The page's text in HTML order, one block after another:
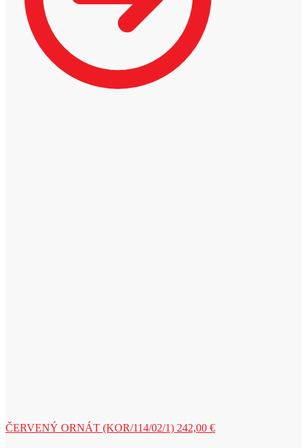
ČERVENÝ ORNÁT (KOR/114/02/1) 242,00 €